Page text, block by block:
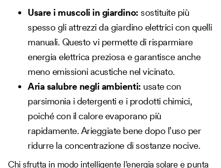
Usare i muscoli in giardino: sostituite più
spesso gli attrezzi da giardino elettrici con quelli
manuali. Questo vi permette di risparmiare
energia elettrica preziosa e garantisce anche
meno emissioni acustiche nel vicinato.
Aria salubre negli ambienti: usate con
parsimonia i detergenti e i prodotti chimici,
poiché con il calore evaporano più
rapidamente. Arieggiate bene dopo l’uso per
ridurre la concentrazione di sostanze nocive.
Chi sfrutta in modo intelligente l’energia solare e punta